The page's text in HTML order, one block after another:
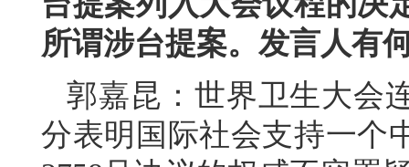
所谓涉台提案。发言人有
郭嘉昆：世界卫生大会
分表明国际社会支持一个